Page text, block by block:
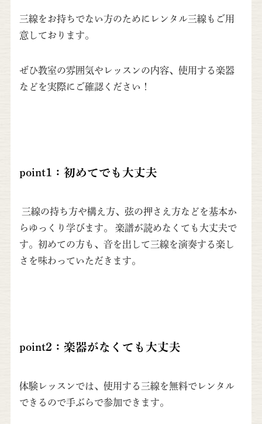
三線をお持ちでない方のためにレンタル三線もご用
意しております。
ぜひ教室の雰囲気やレッスンの内容、使用する楽器
などを実際にご確認ください！
point1：初めてでも大丈夫
三線の持ち方や構え方、弦の押さえ方などを基本か
らゆっくり学びます。 楽譜が読めなくても大丈夫で
す。初めての方も、音を出して三線を演奏する楽し
さを味わっていただきます。
point2：楽器がなくても大丈夫
体験レッスンでは、使用する三線を無料でレンタル
できるので手ぶらで参加できます。